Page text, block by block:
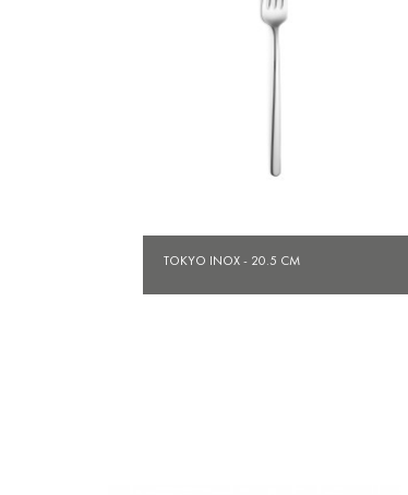
Aperçu rapide
TOKYO INOX - 20.5 CM